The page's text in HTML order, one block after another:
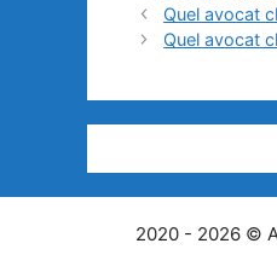
Quel avocat
Quel avocat
2020 - 2026 ©